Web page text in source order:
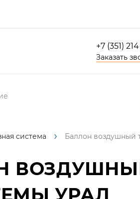
+7 (351)
Заказать
система Баллон воздушный
УРАЛ